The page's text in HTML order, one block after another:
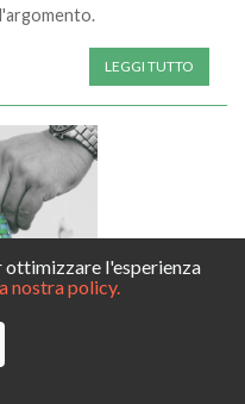
LEGGI TUTTO
l'esperienza
nostra policy.